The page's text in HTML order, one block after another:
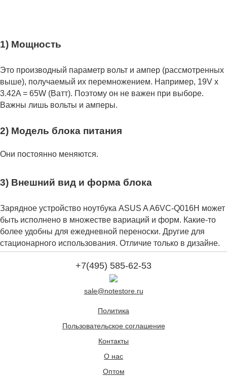
1) Мощность
Это производный параметр вольт и ампер (рассмотренных
выше), получаемый их перемножением. Например, 19V x
3.42A = 65W (Ватт). Поэтому он не важен при выборе.
Важны лишь вольты и амперы.
2) Модель блока питания
Они постоянно меняются.
3) Внешний вид и форма блока
Зарядное устройство ноутбука ASUS A A6VC-Q016H может
быть исполнено в множестве вариаций и форм. Какие-то
более удобны для ежедневной переноски. Другие для
стационарного использования. Отличие только в дизайне.
+7(495) 585-62-53
sale@notestore.ru
Политика
Пользовательское соглашение
Контакты
О нас
Оптом